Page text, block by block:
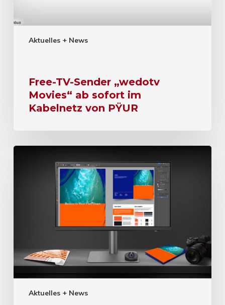
Aktuelles + News
Free-TV-Sender „wedotv
Movies“ ab sofort im
Kabelnetz von PŸUR
Aktuelles + News